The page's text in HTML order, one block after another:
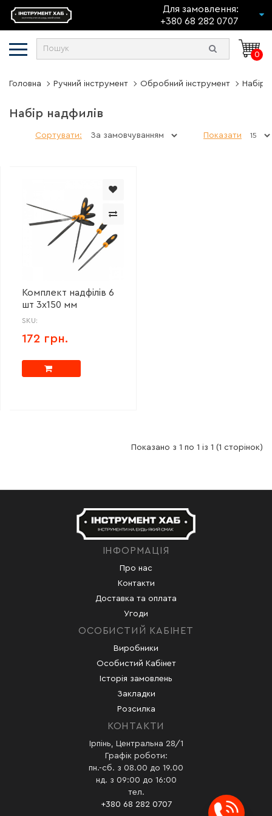
Для замовлення:
+380 68 282 0707
0
Головна Ручний інструмент Обробний інструмент Набір
Набір надфилів
Сортувати: Показати
Комплект надфілів 6
шт 3х150 мм
SKU:
172 грн.
Показано з 1 по 1 із 1 (1 сторінок)
ІНФОРМАЦІЯ
Про нас
Контакти
Доставка та оплата
Угоди
ОСОБИСТИЙ КАБІНЕТ
Виробники
Особистий Кабінет
Історія замовлень
Закладки
Розсилка
КОНТАКТИ
Ірпінь, Центральна 28/1
Графік роботи:
пн.-сб. з 08.00 до 19.00
нд. з 09:00 до 16:00
тел.
+380 68 282 0707